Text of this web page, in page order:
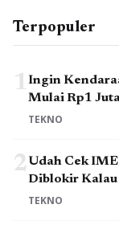
Terpopuler
1Ingin
Mulai Rp1
TEKNO
2Udah Cek
Diblokir
TEKNO